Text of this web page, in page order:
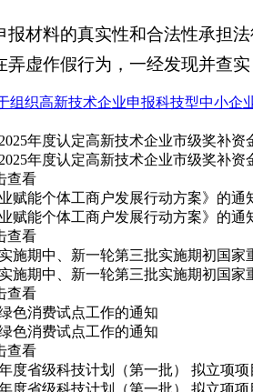
报材料的真实性和合法性承担
弄虚作假行为，一经发现并查
组织高新技术企业申报科技型中小企
年度认定高新技术企业市级奖补资
年度认定高新技术企业市级奖补资
查看
赋能个体工商户发展行动方案》的通
赋能个体工商户发展行动方案》的通
查看
施期中、新一轮第三批实施期初国家
施期中、新一轮第三批实施期初国家
查看
色消费试点工作的通知
色消费试点工作的通知
查看
度省级科技计划（第一批） 拟立项
度省级科技计划（第一批） 拟立项